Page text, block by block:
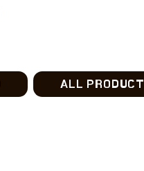
ALL PRODUCT